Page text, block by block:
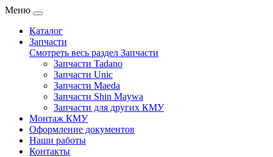
Меню
Каталог
Запчасти
Смотреть весь раздел Запчасти
Запчасти Tadano
Запчасти Unic
Запчасти Maeda
Запчасти Shin Maywa
Запчасти для других КМУ
Монтаж КМУ
Оформление документов
Наши работы
Контакты